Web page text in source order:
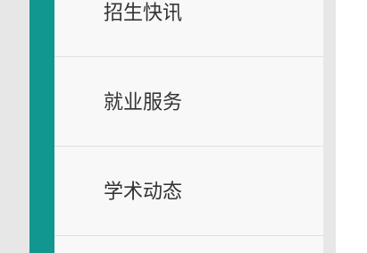
招生快讯
就业服务
学术动态